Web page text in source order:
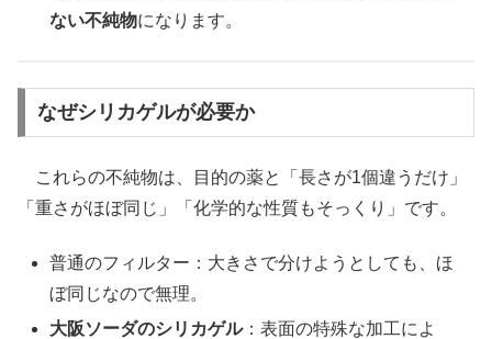
ない不純物になります。
なぜシリカゲルが必要か
これらの不純物は、目的の薬と「長さが1個違うだけ」
「重さがほぼ同じ」「化学的な性質もそっくり」です。
普通のフィルター：大きさで分けようとしても、ほ
ぼ同じなので無理。
大阪ソーダのシリカゲル：表面の特殊な加工によ